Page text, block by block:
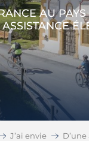
AU
J’ai envie